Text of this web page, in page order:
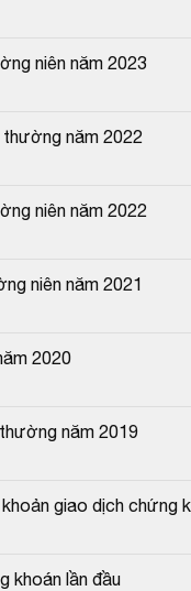
niên năm 2023
năm 2022
niên năm 2022
niên năm 2021
2020
năm 2019
giao dịch chứng
khoán lần đầu